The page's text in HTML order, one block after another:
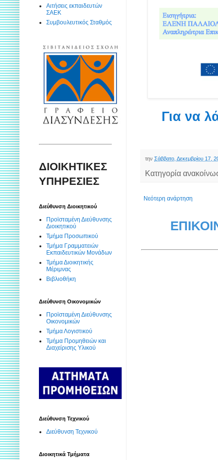
Για να
την Σάββατο, Δεκεμβρίου 17,
Κατηγορία
Νεότερη ανάρτηση
Αιτήσεις εκπαιδευτών
ΣΑΕΚ
Συμβουλευτικός Σταθμός
ΔΙΟΙΚΗΤΙΚΕΣ
ΥΠΗΡΕΣΙΕΣ
Διεύθυνση Διοικητικού
Προϊσταμένη Διεύθυνσης
Διοικητικού
Τμήμα Προσωπικού
Τμήμα Γραμματειών
Εκπαιδευτικών Μονάδων
Τμήμα Διοικητικής
Μέριμνας
Βιβλιοθήκη
Διεύθυνση Οικονομικών
Προϊσταμένη Διεύθυνσης
Οικονομικών
Τμήμα Λογιστικού
Τμήμα Προμηθειών και
Διαχείρισης Υλικού
Διεύθυνση Τεχνικού
Διεύθυνση Τεχνικού
Διοικητικά Τμήματα